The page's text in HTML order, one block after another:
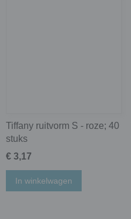
Tiffany ruitvorm S - roze; 40
stuks
€ 3,17
In winkelwagen